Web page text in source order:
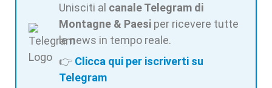
Unisciti al canale Telegram di
Montagne & Paesi per ricevere tutte
le news in tempo reale.
👉 Clicca qui per iscriverti su
Telegram